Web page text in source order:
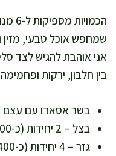
שמחפש אוכל טבעי, מזין
אני אוהבת להגיש לצד סלט
בין חלבון, ירקות
בשר אסאדו עם עצם – 1.8–2.2 ק"ג (חלבון מלא
בצל – 2 יחידות (כ-300 גרם), פרוס לרצועות